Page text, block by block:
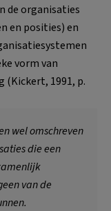
de organisaties
en posities) en
vorm van
1991, p.
wel omschreven
die een
van de